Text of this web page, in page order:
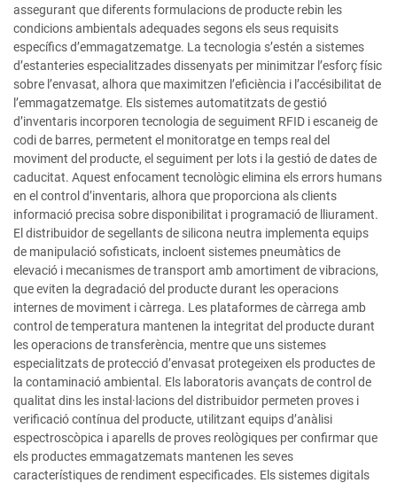
assegurant que diferents formulacions de producte rebin les
condicions ambientals adequades segons els seus requisits
específics d’emmagatzematge. La tecnologia s’estén a sistemes
d’estanteries especialitzades dissenyats per minimitzar l’esforç físic
sobre l’envasat, alhora que maximitzen l’eficiència i l’accésibilitat de
l’emmagatzematge. Els sistemes automatitzats de gestió
d’inventaris incorporen tecnologia de seguiment RFID i escaneig de
codi de barres, permetent el monitoratge en temps real del
moviment del producte, el seguiment per lots i la gestió de dates de
caducitat. Aquest enfocament tecnològic elimina els errors humans
en el control d’inventaris, alhora que proporciona als clients
informació precisa sobre disponibilitat i programació de lliurament.
El distribuidor de segellants de silicona neutra implementa equips
de manipulació sofisticats, incloent sistemes pneumàtics de
elevació i mecanismes de transport amb amortiment de vibracions,
que eviten la degradació del producte durant les operacions
internes de moviment i càrrega. Les plataformes de càrrega amb
control de temperatura mantenen la integritat del producte durant
les operacions de transferència, mentre que uns sistemes
especialitzats de protecció d’envasat protegeixen els productes de
la contaminació ambiental. Els laboratoris avançats de control de
qualitat dins les instal·lacions del distribuidor permeten proves i
verificació contínua del producte, utilitzant equips d’anàlisi
espectroscòpica i aparells de proves reològiques per confirmar que
els productes emmagatzemats mantenen les seves
característiques de rendiment especificades. Els sistemes digitals